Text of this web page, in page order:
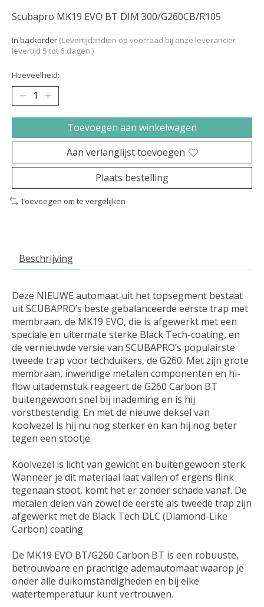
Scubapro MK19 EVO BT DIM 300/G260CB/R105
In backorder (Levertijd:indien op voorraad bij onze leverancier
levertijd 5 tot 6 dagen )
Hoeveelheid:
Toevoegen aan winkelwagen
Aan verlanglijst toevoegen
Plaats bestelling
Toevoegen om te vergelijken
Beschrijving
Deze NIEUWE automaat uit het topsegment bestaat
uit SCUBAPRO’s beste gebalanceerde eerste trap met
membraan, de MK19 EVO, die is afgewerkt met een
speciale en uitermate sterke Black Tech-coating, en
de vernieuwde versie van SCUBAPRO’s populairste
tweede trap voor techduikers, de G260. Met zijn grote
membraan, inwendige metalen componenten en hi-
flow uitademstuk reageert de G260 Carbon BT
buitengewoon snel bij inademing en is hij
vorstbestendig. En met de nieuwe deksel van
koolvezel is hij nu nog sterker en kan hij nog beter
tegen een stootje.
Koolvezel is licht van gewicht en buitengewoon sterk.
Wanneer je dit materiaal laat vallen of ergens flink
tegenaan stoot, komt het er zonder schade vanaf. De
metalen delen van zowel de eerste als tweede trap zijn
afgewerkt met de Black Tech DLC (Diamond-Like
Carbon) coating.
De MK19 EVO BT/G260 Carbon BT is een robuuste,
betrouwbare en prachtige ademautomaat waarop je
onder alle duikomstandigheden en bij elke
watertemperatuur kunt vertrouwen.